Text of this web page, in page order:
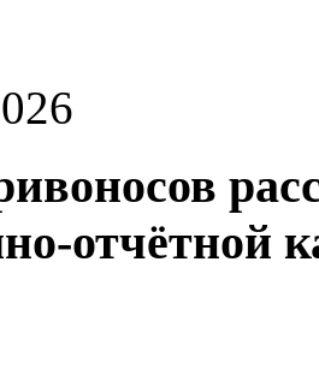
отчётной